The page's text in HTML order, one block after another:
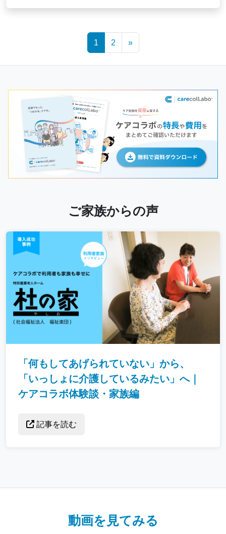
1 2 »
ご家族からの声
「何もしてあげられていない」から、
「いっしょに介護しているみたい」へ｜
ケアコラボ体験談・家族編
記事を読む
動画を見てみる